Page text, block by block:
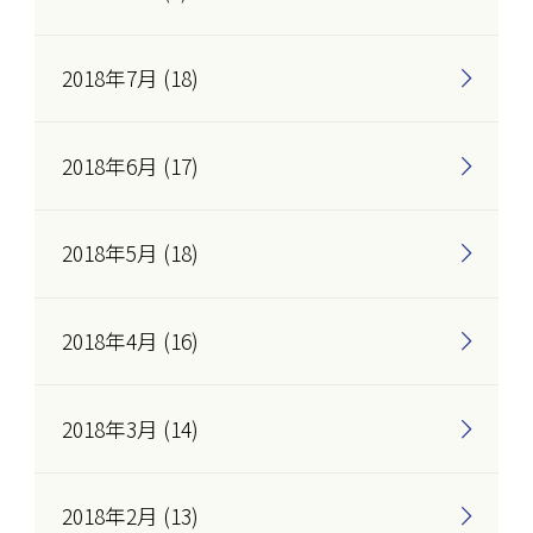
2018年7月 (18)
2018年6月 (17)
2018年5月 (18)
2018年4月 (16)
2018年3月 (14)
2018年2月 (13)